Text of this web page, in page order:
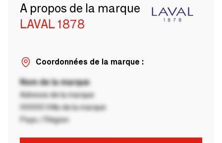
A propos de la marque
LAVAL 1878
Coordonnées de la marque :
Nom de la marque
Adresse de la marque
00000 Ville de la marque
Pays / Région